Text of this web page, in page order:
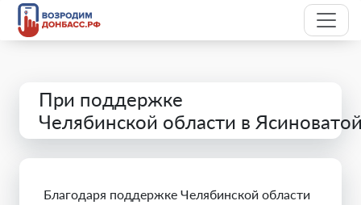
При поддержке
Челябинской области в
Благодаря поддержке Челябинской области